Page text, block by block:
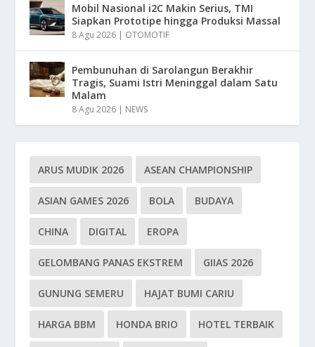
Mobil Nasional i2C Makin Serius, TMI
Siapkan Prototipe hingga Produksi Massal
8 Agu 2026 | OTOMOTIF
Pembunuhan di Sarolangun Berakhir
Tragis, Suami Istri Meninggal dalam Satu
Malam
8 Agu 2026 | NEWS
ARUS MUDIK 2026 ASEAN CHAMPIONSHIP
ASIAN GAMES 2026 BOLA BUDAYA
CHINA DIGITAL EROPA
GELOMBANG PANAS EKSTREM GIIAS 2026
GUNUNG SEMERU HAJAT BUMI CARIU
HARGA BBM HONDA BRIO HOTEL TERBAIK